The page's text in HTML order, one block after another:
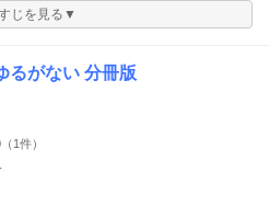
じを見る▼
るがない 分冊版
（1件）